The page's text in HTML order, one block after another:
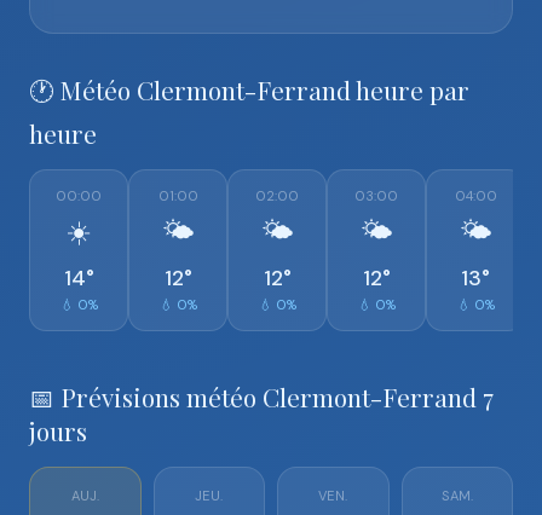
🕐 Météo Clermont-Ferrand heure par
heure
00:00
☀️
14°
💧 0%
01:00
🌤️
12°
💧 0%
02:00
🌤️
12°
💧 0%
03:00
🌤️
12°
💧 0%
04:00
🌤️
13°
💧 0%
📅 Prévisions météo Clermont-Ferrand 7
jours
AUJ. JEU. VEN. SAM.